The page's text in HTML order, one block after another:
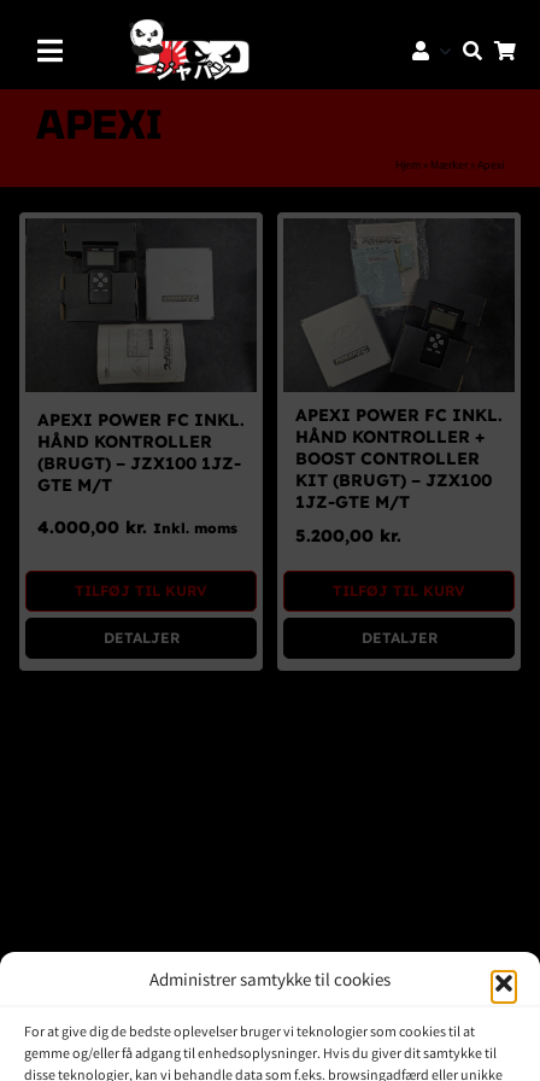
Administrer samtykke til cookies
For at give dig de bedste oplevelser bruger vi teknologier som cookies til at
gemme og/eller få adgang til enhedsoplysninger. Hvis du giver dit samtykke til
disse teknologier, kan vi behandle data som f.eks. browsingadfærd eller unikke
contentToggle
Navigation
Reservedele
Servicedele
Bilpleje
Kontakt Os
APEXI
Hjem » Mærker »Apexi
APEXI POWER FC INKL.
HÅND KONTROLLER
(BRUGT) – JZX100 1JZ-
GTE M/T
4.000,00 kr. Inkl. moms
TILFØJ TIL KURV
DETALJER
APEXI POWER FC INKL.
HÅND KONTROLLER +
BOOST CONTROLLER
KIT (BRUGT) – JZX100
1JZ-GTE M/T
5.200,00 kr.
TILFØJ TIL KURV
DETALJER